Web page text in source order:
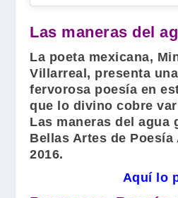
Las maneras del
La poeta mexicana,
Villarreal , presenta
fervorosa poesía en
que lo divino cobre
Las maneras del agua
Bellas Artes de
2016.
Aquí lo